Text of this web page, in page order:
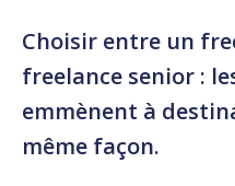
Choisir entre un
freelance senior :
emmènent à
même façon.